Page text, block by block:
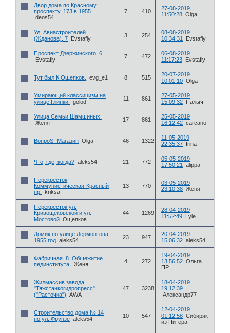
Двор дома по Красному
проспекту, 173 в 1955
deos54
7 410
27-08-2019
11:50:28 Olga
Ул. Авиастроителей
(Жданова), 7 Evstafiy 3 254
08-08-2019
10:34:31
Evstafiy
Проспект Дзержинского, 6.
Evstafiy
7 472
06-08-2019
11:17:23 Evstafiy
Тут был К.Ощепков. evg_e1 8 515
20-07-2019
10:01:10 Olga
Умирающий классицизм на
улице Глинки.
golod 11 861
27-05-2019
15:09:32 Палыч
Улица Семьи Шамшиных.
Женя
17 861
25-05-2019
16:12:42 carcano
ВопроS- Магазин Olga 46 1322
11-05-2019
22:35:37 Irina
Что, где, когда? aleks54 21 772
05-05-2019
17:50:21
alippa
Перекресток
Коммунистическая-Красный
пр.
kriksa
13 770
03-05-2019
23:10:38 Женя
Перекрёсток ул.
Кривощёковской и ул.
Мостовой Ощепков
44 1269
28-04-2019
11:52:49 Lyle
Домик по улице Лермонтова
1955 год aleks54 23 947
20-04-2019
15:06:32 aleks54
Фабричная ,8. Общежитие
пединститута.
Женя 4 272
19-04-2019
13:56:52 Ольга
ПР
Жилмассив завода
"Тяжстанкогидропресс"
("Расточка")
AWA
47 3238
18-04-2019
19:12:39
Александр77
Строительство дома № 14
по ул. Фрунзе aleks54 10 547
12-04-2019
01:12:58 Сибиряк
из Питера